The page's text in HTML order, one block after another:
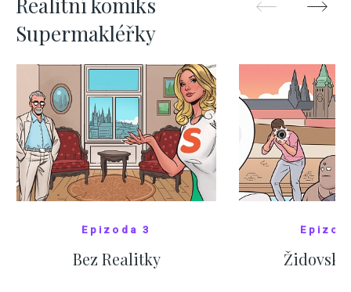
Supermakléřky
Epizoda 3
Bez Realitky